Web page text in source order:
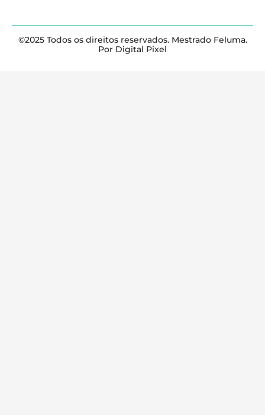
©2025 Todos os direitos reservados. Mestrado Feluma.
Por Digital Pixel